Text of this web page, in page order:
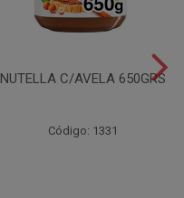
NUTELLA C/AVELA 650GRS
Código: 1331